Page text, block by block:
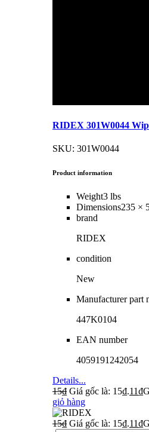
RIDEX 301W0044
SKU: 301W0044
Product information
Weight3 lbs
Dimensions235 ×
brand
RIDEX
condition
New
Manufacturer part
447K0104
EAN number
4059191242054
Details...
15₫ Giá gốc là: 15₫.11₫
giỏ hàng
15₫ Giá gốc là: 15₫.11₫